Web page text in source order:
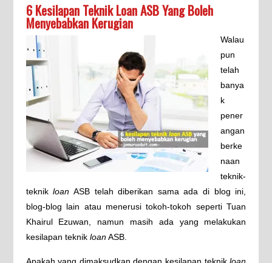
6 Kesilapan Teknik Loan ASB Yang Boleh
Menyebabkan Kerugian
Walau
pun
telah
banya
k
pener
angan
berke
naan
teknik-
teknikloan ASB telah diberikan sama ada di blog ini,
blog-blog lain atau menerusi tokoh-tokoh seperti Tuan
Khairul Ezuwan, namun masih ada yang melakukan
kesilapan teknik loanASB.